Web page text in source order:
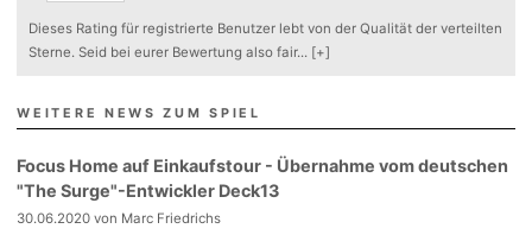
Dieses Rating für registrierte Benutzer lebt von der Qualität der verteilten
Sterne. Seid bei eurer Bewertung also fair... [+]
WEITERE NEWS ZUM SPIEL
Focus Home auf Einkaufstour - Übernahme vom deutschen
"The Surge"-Entwickler Deck13
30.06.2020 von Marc Friedrichs